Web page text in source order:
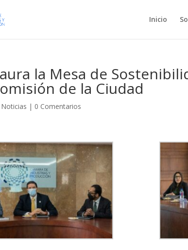
Inicio
la Mesa de
de la Ciudad
Noticias | 0 Comentarios